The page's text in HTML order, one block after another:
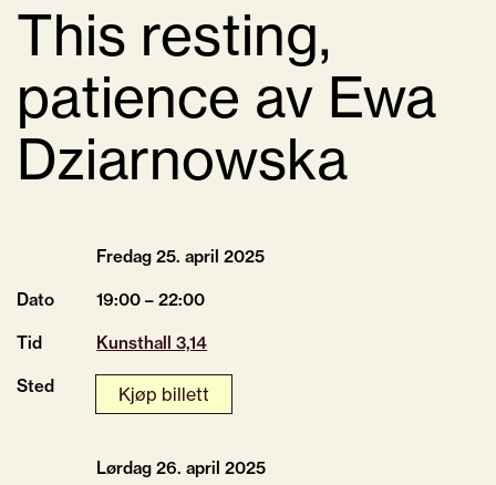
This resting,
patience av Ewa
Dziarnowska
Dato
Tid
Sted
Fredag 25. april 2025
19:00 – 22:00
Kunsthall 3,14
Kjøp billett
Lørdag 26. april 2025